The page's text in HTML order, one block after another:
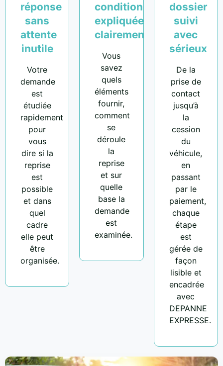
réponse
sans
attente
inutile
Votre
demande
est
étudiée
rapidement
pour
vous
dire si la
reprise
est
possible
et dans
quel
cadre
elle peut
être
organisée.
conditions
expliquées
clairement
Vous
savez
quels
éléments
fournir,
comment
se
déroule
la
reprise
et sur
quelle
base la
demande
est
examinée.
dossier
suivi
avec
sérieux
De la
prise de
contact
jusqu’à
la
cession
du
véhicule,
en
passant
par le
paiement,
chaque
étape
est
gérée de
façon
lisible et
encadrée
avec
DEPANNE
EXPRESSE.